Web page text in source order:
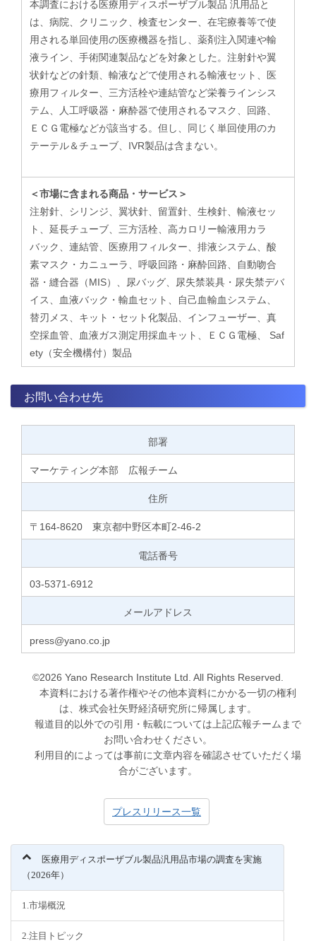
本調査における医療用ディスポーザブル製品 汎用品と
は、病院、クリニック、検査センター、在宅療養等で使
用される単回使用の医療機器を指し、薬剤注入関連や輸
液ライン、手術関連製品などを対象とした。注射針や翼
状針などの針類、輸液などで使用される輸液セット、医
療用フィルター、三方活栓や連結管など栄養ラインシス
テム、人工呼吸器・麻酔器で使用されるマスク、回路、
ＥＣＧ電極などが該当する。但し、同じく単回使用のカ
テーテル＆チューブ、IVR製品は含まない。
＜市場に含まれる商品・サービス＞
注射針、シリンジ、翼状針、留置針、生検針、輸液セッ
ト、延長チューブ、三方活栓、高カロリー輸液用カラ
バック、連結管、医療用フィルター、排液システム、酸
素マスク・カニューラ、呼吸回路・麻酔回路、自動吻合
器・縫合器（MIS）、尿バッグ、尿失禁装具・尿失禁デバ
イス、血液バック・輸血セット、自己血輸血システム、
替刃メス、キット・セット化製品、インフューザー、真
空採血管、血液ガス測定用採血キット、ＥＣＧ電極、 Saf
ety（安全機構付）製品
お問い合わせ先
部署
マーケティング本部 広報チーム
住所
〒164-8620 東京都中野区本町2-46-2
電話番号
03-5371-6912
メールアドレス
press@yano.co.jp
©2026 Yano Research Institute Ltd. All Rights Reserved.
本資料における著作権やその他本資料にかかる一切の権利
は、株式会社矢野経済研究所に帰属します。
報道目的以外での引用・転載については上記広報チームまで
お問い合わせください。
利用目的によっては事前に文章内容を確認させていただく場
合がございます。
プレスリリース一覧
医療用ディスポーザブル製品汎用品市場の調査を実施
（2026年）
1.市場概況
2.注目トピック